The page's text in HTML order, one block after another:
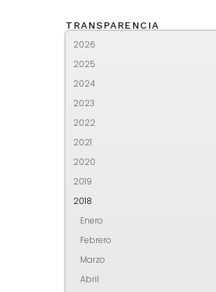
TRANSPARENCIA
2026
2025
2024
2023
2022
2021
2020
2019
2018
Enero
Febrero
Marzo
Abril